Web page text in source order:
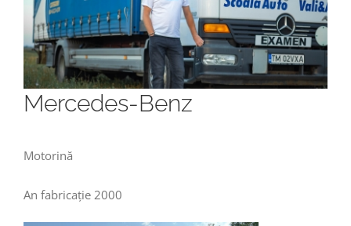
Mercedes-Benz
Motorină
An fabricație 2000